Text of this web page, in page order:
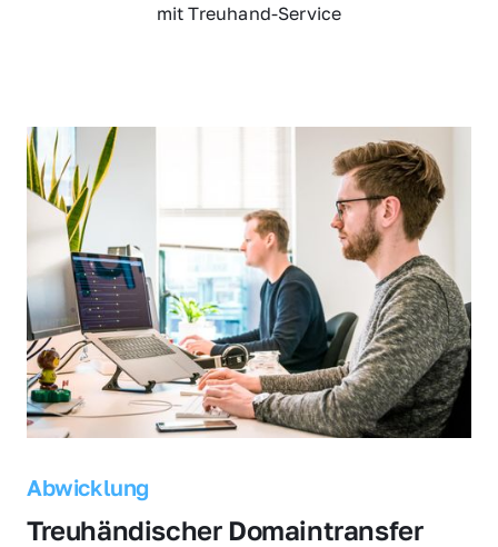
mit Treuhand-Service
Abwicklung
Treuhändischer Domaintransfer